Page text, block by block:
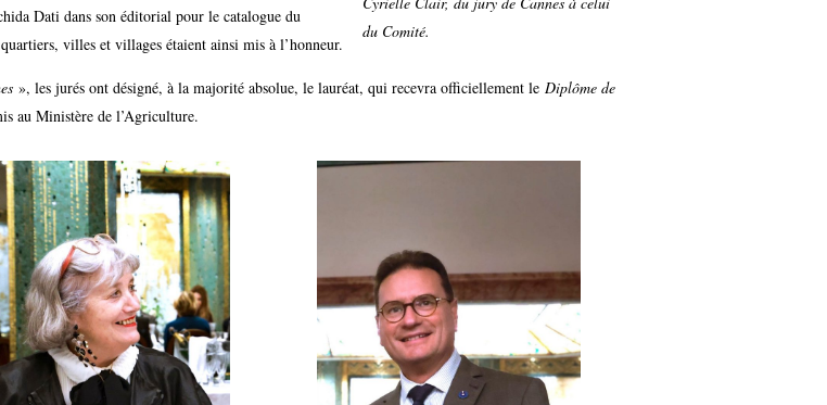
du Comité.
Dati dans son éditorial pour le catalogue du
villes et villages étaient ainsi mis à l’honneur.
», les jurés ont désigné, à la majorité absolue, le lauréat, qui recevra officiellement le Diplôme de
au Ministère de l’Agriculture.